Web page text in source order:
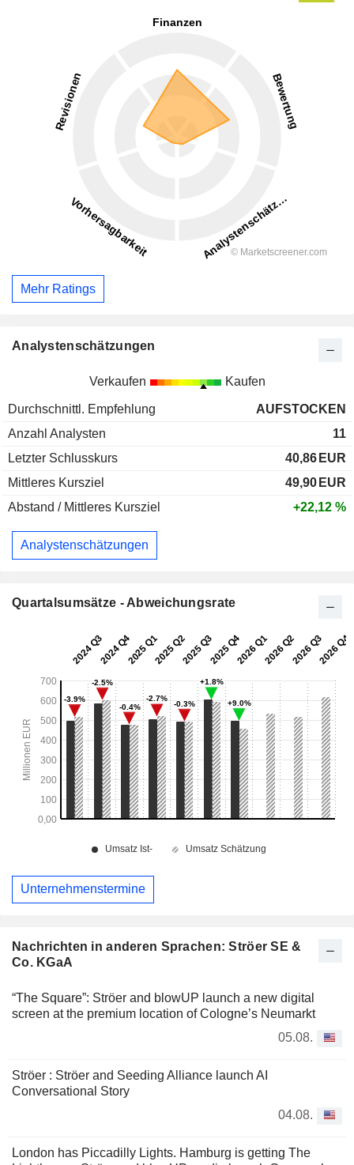
Nachrichten in anderen Sprachen: Ströer SE &
Co. KGaA
“The Square”: Ströer and blowUP launch a new digital
screen at the premium location of Cologne’s Neumarkt
05.08.
Ströer : Ströer and Seeding Alliance launch AI
Conversational Story
04.08.
London has Piccadilly Lights. Hamburg is getting The
Mehr Ratings
Analystenschätzungen
Verkaufen Kaufen
Durchschnittl. Empfehlung
AUFSTOCKEN
Anzahl Analysten
11
Letzter Schlusskurs
40,86 EUR
Mittleres Kursziel
49,90 EUR
Abstand / Mittleres Kursziel
+22,12 %
Analystenschätzungen
Quartalsumsätze - Abweichungsrate
Unternehmenstermine